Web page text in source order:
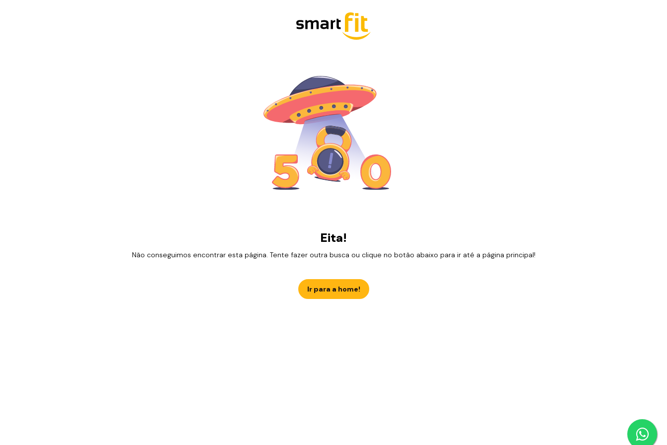
Eita!
Não conseguimos encontrar esta página. Tente fazer outra busca ou clique no botão abaixo para ir até a página principal!
Ir para a home!